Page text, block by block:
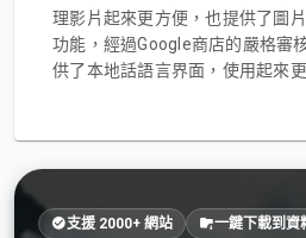
理影片起來更方便，也提供了圖
功能，經過Google商店的嚴格審
供了本地話語言界面，使用起來
支援 2000+ 網站 一鍵下載到資